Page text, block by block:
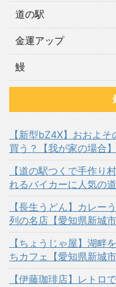
道の駅
金運アップ
鰻
【新型bZ4X】おおよ
買う？【我が家の場合】
【道の駅つくで手作り
れるバイカーに人気の
【長生うどん】カレー
列の名店【愛知県新城市
【ちょうじゃ屋】湖畔
ちカフェ【愛知県新城市
【伊藤珈琲店】レトロ